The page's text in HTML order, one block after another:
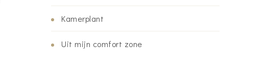
Kamerplant
Uit mijn comfort zone